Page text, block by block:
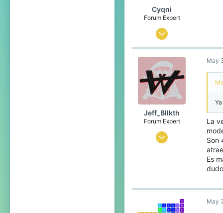
Cyqni
Forum Expert
Jul 24, 2015
1,408
283
Jeff_Bllkth
Forum Expert
Jul 7, 2016
bit.ly
May
La
Son
Es
May